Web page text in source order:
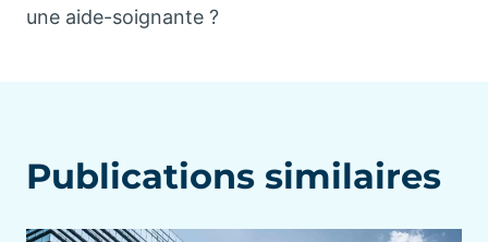
une aide-soignante ?
Publications similaires